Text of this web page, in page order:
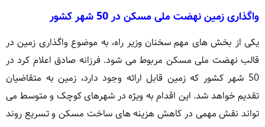
واگذاری زمین نهضت ملی مسکن در 50 شهر کشور
یکی از بخش های مهم سخنان وزیر راه، به موضوع واگذاری زمین در
قالب نهضت ملی مسکن مربوط می شود. فرزانه صادق اعلام کرد در
50 شهر کشور که زمین قابل ارائه وجود دارد، زمین به متقاضیان
تقدیم خواهد شد. این اقدام به ویژه در شهرهای کوچک و متوسط می
تواند نقش مهمی در کاهش هزینه های ساخت مسکن و تسریع روند